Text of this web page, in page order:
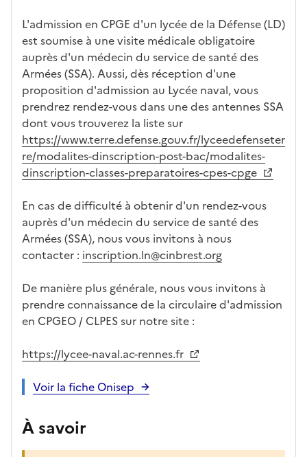
L'admission en CPGE d'un lycée de la Défense (LD)
est soumise à une visite médicale obligatoire
auprès d'un médecin du service de santé des
Armées (SSA). Aussi, dès réception d'une
proposition d'admission au Lycée naval, vous
prendrez rendez-vous dans une des antennes SSA
dont vous trouverez la liste sur
https://www.terre.defense.gouv.fr/lyceedefenseter
re/modalites-dinscription-post-bac/modalites-
dinscription-classes-preparatoires-cpes-cpge
En cas de difficulté à obtenir d'un rendez-vous
auprès d'un médecin du service de santé des
Armées (SSA), nous vous invitons à nous
contacter : inscription.ln@cinbrest.org
De manière plus générale, nous vous invitons à
prendre connaissance de la circulaire d'admission
en CPGEO / CLPES sur notre site :
https://lycee-naval.ac-rennes.fr
Voir la fiche Onisep
À savoir